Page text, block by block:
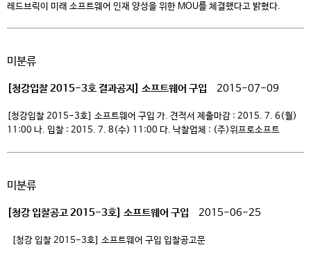
레드브릭이 미래 소프트웨어 인재 양성을 위한 MOU를 체결했다고 밝혔다.
레드브릭과 청강대는 ▲미래 소프트웨어 인재 양성을 위한 메타버스 캠퍼스 구축
미분류
[청강입찰 2015-3호 결과공지] 소프트웨어 구입 2015-07-09
[청강입찰 2015-3호] 소프트웨어 구입 가. 견적서 제출마감 : 2015. 7. 6(월)
11:00 나. 입찰 : 2015. 7. 8(수) 11:00 다. 낙찰업체 : (주)위프로소프트
미분류
[청강 입찰공고 2015-3호] 소프트웨어 구입 2015-06-25
[청강 입찰 2015-3호] 소프트웨어 구입 입찰공고문